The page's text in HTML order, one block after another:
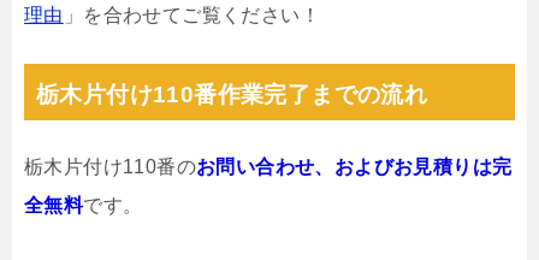
理由 」を合わせてご覧ください！
栃木片付け110番作業完了までの流れ
栃木片付け110番のお問い合わせ、およびお見積りは完
全無料です。